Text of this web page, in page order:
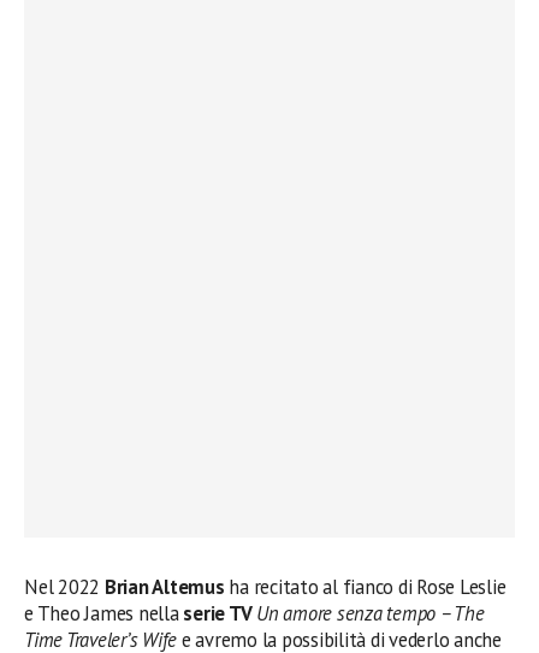
Nel 2022 Brian Altemus ha recitato al fianco di Rose Leslie
e Theo James nellaserie TV Un amore senza tempo – The
Time Traveler’s Wifee avremo la possibilità di vederlo anche